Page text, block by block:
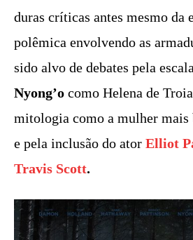
duras críticas antes mesmo da
polêmica envolvendo as
sido alvo de debates pela
Nyong’o como Helena de
mitologia como a mulher mais
e pela inclusão do ator Elliot
Travis Scott.